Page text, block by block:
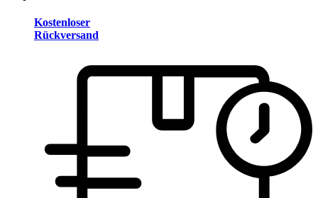
Kostenloser
Rückversand